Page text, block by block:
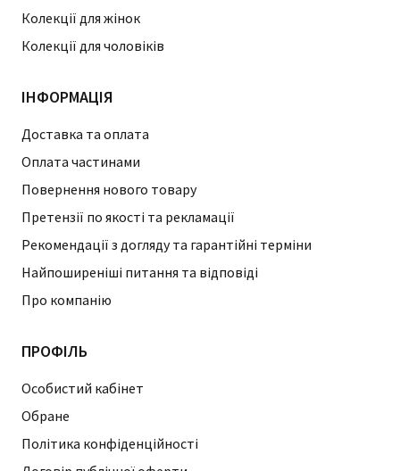
Колекції для жінок
Колекції для чоловіків
ІНФОРМАЦІЯ
Доставка та оплата
Оплата частинами
Повернення нового товару
Претензії по якості та рекламації
Рекомендації з догляду та гарантійні терміни
Найпоширеніші питання та відповіді
Про компанію
ПРОФІЛЬ
Особистий кабінет
Обране
Політика конфіденційності